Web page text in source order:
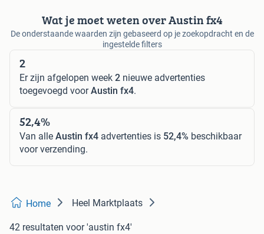
Wat je moet weten over Austin fx4
De onderstaande waarden zijn gebaseerd op je zoekopdracht en de
ingestelde filters
2
Er zijn afgelopen week 2 nieuwe advertenties
toegevoegd voorAustin fx4.
52,4%
Van alle Austin fx4 advertenties is 52,4% beschikbaar
voor verzending.
Home Heel Marktplaats
42 resultaten voor 'austin fx4'